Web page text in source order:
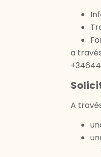
a
A